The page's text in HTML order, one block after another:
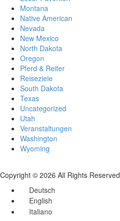
Montana
Native American
Nevada
New Mexico
North Dakota
Oregon
Pferd & Reiter
Reiseziele
South Dakota
Texas
Uncategorized
Utah
Veranstaltungen
Washington
Wyoming
Copyright © 2026 All Rights Reserved
Deutsch
English
Italiano